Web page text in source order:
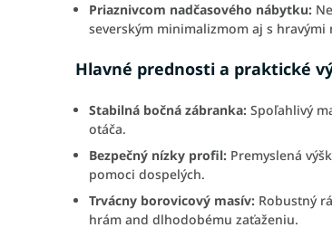
Priaznivcom nadčasového nábytku:
severským minimalizmom aj s hravými
Hlavné prednosti a praktické
Stabilná bočná zábranka: Spoľahlivý
otáča.
Bezpečný nízky profil: Premyslená
pomoci dospelých.
Trvácny borovicový masív: Robustný
hrám and dlhodobému zaťaženiu.